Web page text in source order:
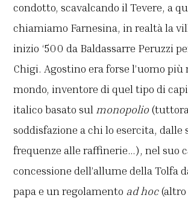
condotto, scavalcando il Tevere, a
chiamiamo Farnesina, in realtà la
inizio ‘500 da Baldassarre Peruzzi
Chigi. Agostino era forse l’uomo più
mondo, inventore di quel tipo di
italico basato sul monopolio
soddisfazione a chi lo esercita, dalle
frequenze alle raffinerie…), nel suo
concessione dell’allume della Tolfa
papa e un regolamento ad hoc(altro